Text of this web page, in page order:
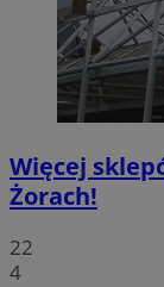
Więcej
Żorach!
22
4